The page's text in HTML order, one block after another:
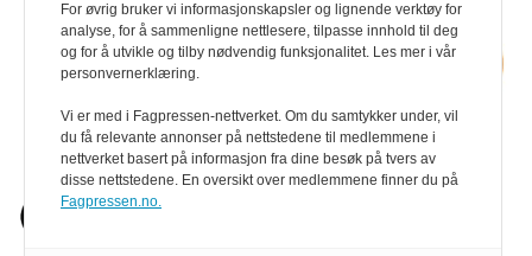
For øvrig bruker vi informasjonskapsler og lignende verktøy for
analyse, for å sammenligne nettlesere, tilpasse innhold til deg
og for å utvikle og tilby nødvendig funksjonalitet. Les mer i vår
personvernerklæring.
Vi er med i Fagpressen-nettverket. Om du samtykker under, vil
du få relevante annonser på nettstedene til medlemmene i
nettverket basert på informasjon fra dine besøk på tvers av
disse nettstedene. En oversikt over medlemmene finner du på
Fagpressen.no.